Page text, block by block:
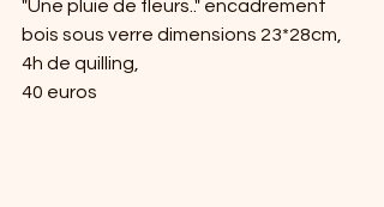
"Une pluie de fleurs.." encadrement
bois sous verre dimensions 23*28cm,
4h de quilling,
40 euros